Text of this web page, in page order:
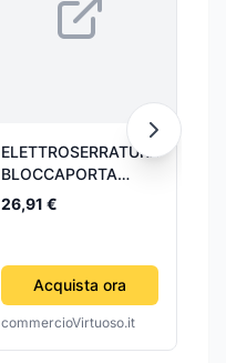
ELETTROSERRATURA
BLOCCAPORTA
OBLO FAGOR
(AS0014944)
26,91 €
Acquista ora
commercioVirtuoso.it